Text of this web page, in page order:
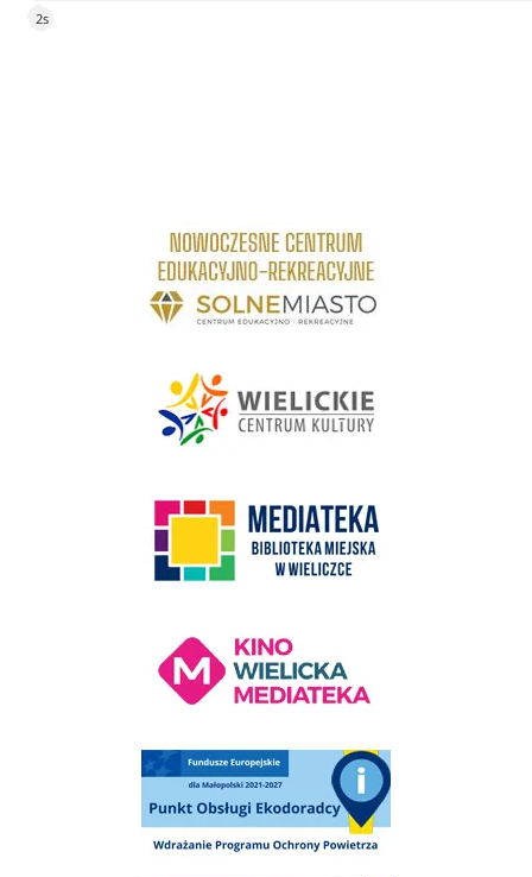
5s
link do strony Centrum Edukacyjno Rekreacyjne
Punkt Obsługi Ekodoradcy Wieliczka